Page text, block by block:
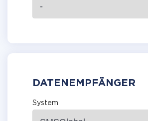
DATENEMPFÄNGER
System